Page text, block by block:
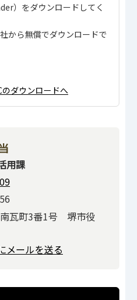
）をダウンロードしてく
から無償でダウンロードで
ダウンロードへ
用課
瓦町3番1号 堺市役
メールを送る